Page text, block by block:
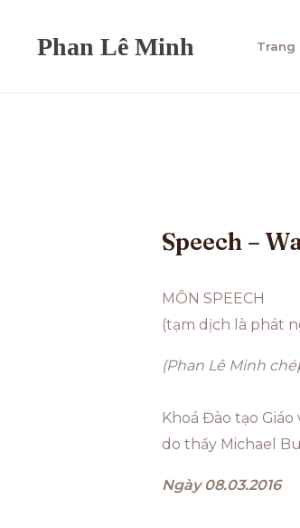
Trang
Speech –
MÔN SPEECH
(tạm dịch là phát
(Phan Lê Minh
Khoá Đào tạo
do thầy Michael
Ngày 08.03.2016